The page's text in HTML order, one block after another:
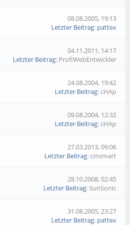
08.08.2005, 19:13
Letzter Beitrag: pattex
04.11.2011, 14:17
Letzter Beitrag: ProfiWebEntwickler
24.08.2004, 19:42
Letzter Beitrag: cHAp
09.08.2004, 12:32
Letzter Beitrag: cHAp
27.03.2013, 09:06
Letzter Beitrag: cmsmart
28.10.2008, 02:45
Letzter Beitrag: SunSonic
31.08.2005, 23:27
Letzter Beitrag: pattex